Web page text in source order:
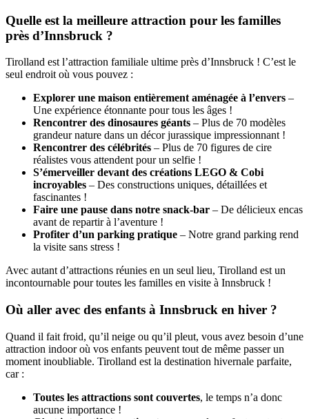
Quelle est la meilleure attraction pour les familles
près d’Innsbruck ?
Tirolland est l’attraction familiale ultime près d’Innsbruck ! C’est le
seul endroit où vous pouvez :
Explorer une maison entièrement aménagée à l’envers –
Une expérience étonnante pour tous les âges !
Rencontrer des dinosaures géants – Plus de 70 modèles
grandeur nature dans un décor jurassique impressionnant !
Rencontrer des célébrités – Plus de 70 figures de cire
réalistes vous attendent pour un selfie !
S’émerveiller devant des créations LEGO & Cobi
incroyables – Des constructions uniques, détaillées et
fascinantes !
Faire une pause dans notre snack-bar – De délicieux encas
avant de repartir à l’aventure !
Profiter d’un parking pratique – Notre grand parking rend
la visite sans stress !
Avec autant d’attractions réunies en un seul lieu, Tirolland est un
incontournable pour toutes les familles en visite à Innsbruck !
Où aller avec des enfants à Innsbruck en hiver ?
Quand il fait froid, qu’il neige ou qu’il pleut, vous avez besoin d’une
attraction indoor où vos enfants peuvent tout de même passer un
moment inoubliable. Tirolland est la destination hivernale parfaite,
car :
Toutes les attractions sont couvertes, le temps n’a donc
aucune importance !